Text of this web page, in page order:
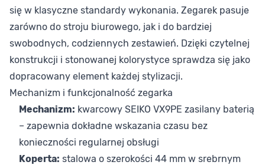
się w klasyczne standardy wykonania. Zegarek pasuje
zarówno do stroju biurowego, jak i do bardziej
swobodnych, codziennych zestawień. Dzięki czytelnej
konstrukcji i stonowanej kolorystyce sprawdza się jako
dopracowany element każdej stylizacji.
Mechanizm i funkcjonalność zegarka
Mechanizm: kwarcowy SEIKO VX9PE zasilany baterią
– zapewnia dokładne wskazania czasu bez
konieczności regularnej obsługi
Koperta: stalowa o szerokości 44 mm w srebrnym